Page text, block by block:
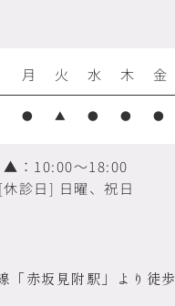
月 火 水 木 金
● ▲ ● ● ●
▲：10:00～18:00
[休診日] 日曜、祝日
「赤坂見附駅」より徒歩